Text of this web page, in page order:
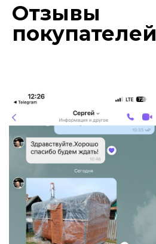
Отзывы
покупателей